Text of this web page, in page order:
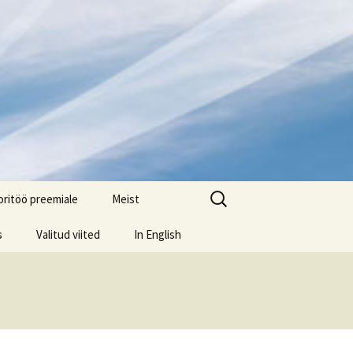
preemiale Meist
Valitud viited In English
Search
for: